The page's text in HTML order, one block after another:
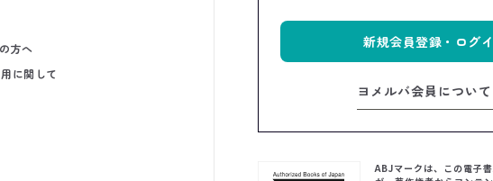
方へ
に関して
新規会員登録・ログ
ヨメルバ会員について
ABJマークは、この電子